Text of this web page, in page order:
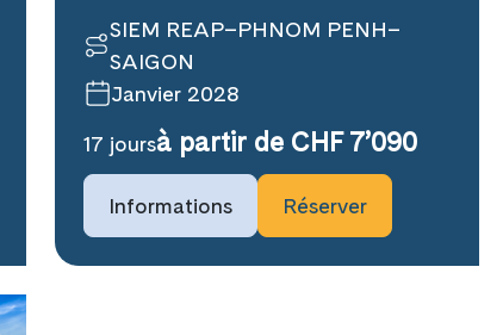
SIEM REAP–PHNOM PENH–
SAIGON
Janvier 2028
17 joursà partir de CHF 7’090
Informations Réserver